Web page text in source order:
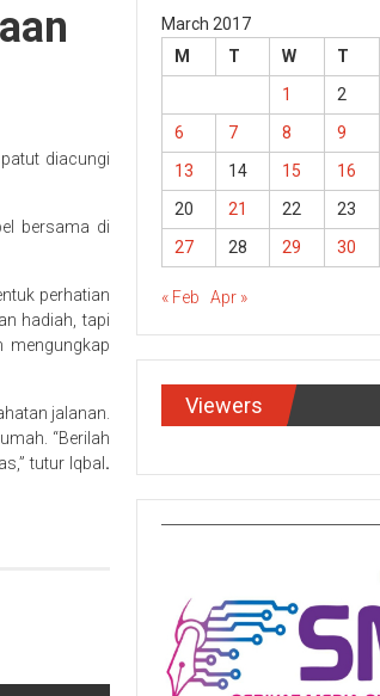
diacungi
bersama di
perhatian
hadiah, tapi
mengungkap
jalanan.
“Berilah
tutur Iqbal .
March 2017
M
T W T
1
2
6
7 8 9
13
14 15 16
20
21 22 23
27
28 29 30
« Feb Apr »
Viewers